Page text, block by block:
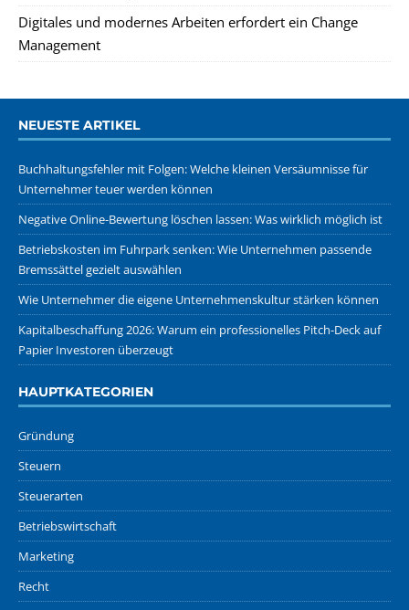
Digitales und modernes Arbeiten erfordert ein Change
Management
NEUESTE ARTIKEL
Buchhaltungsfehler mit Folgen: Welche kleinen Versäumnisse für
Unternehmer teuer werden können
Negative Online-Bewertung löschen lassen: Was wirklich möglich ist
Betriebskosten im Fuhrpark senken: Wie Unternehmen passende
Bremssättel gezielt auswählen
Wie Unternehmer die eigene Unternehmenskultur stärken können
Kapitalbeschaffung 2026: Warum ein professionelles Pitch-Deck auf
Papier Investoren überzeugt
HAUPTKATEGORIEN
Gründung
Steuern
Steuerarten
Betriebswirtschaft
Marketing
Recht